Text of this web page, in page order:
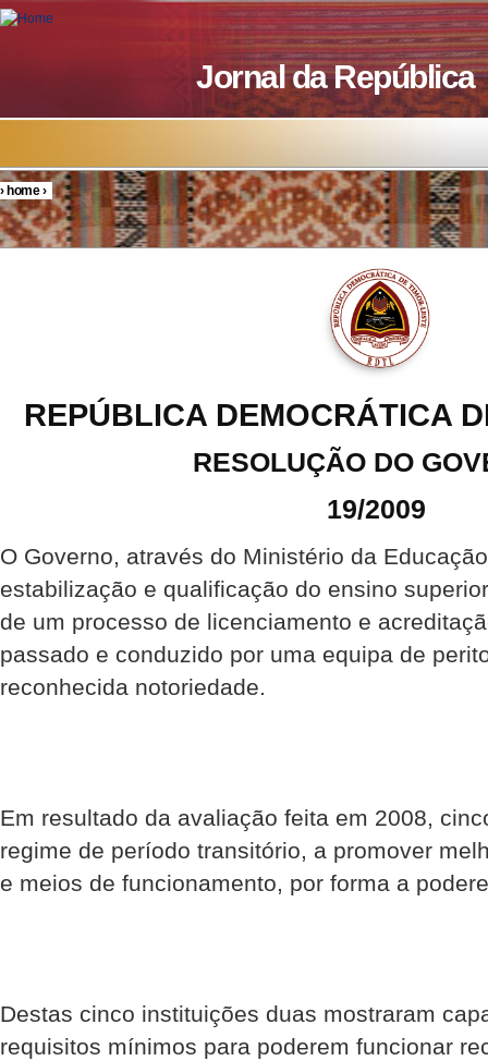
Skip to main content
Jornal da República
You are here
›home›
REPÚBLICA DEMOCRÁTICA
RESOLUÇÃO DO
19/2009
O Governo, através do Ministério da
estabilização e qualificação do ensino
de um processo de licenciamento e
passado e conduzido por uma equipa de
reconhecida notoriedade.
Em resultado da avaliação feita em 2008,
regime de período transitório, a promover
e meios de funcionamento, por forma a
Destas cinco instituições duas mostraram
requisitos mínimos para poderem funcionar